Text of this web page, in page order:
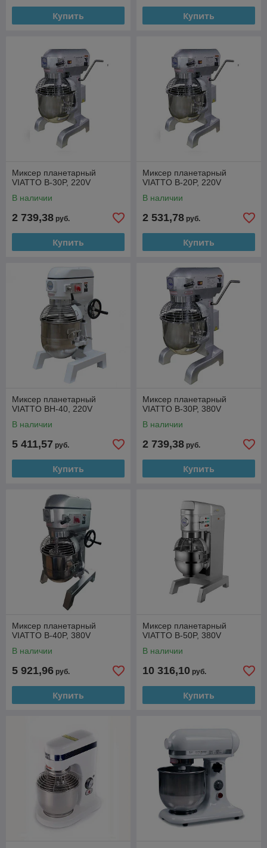
Купить Купить
Миксер планетарный
VIATTO B-30P, 220V
В наличии
2 739,38 руб.
Купить
Миксер планетарный
VIATTO B-20P, 220V
В наличии
2 531,78 руб.
Купить
Миксер планетарный
VIATTO BH-40, 220V
В наличии
5 411,57 руб.
Купить
Миксер планетарный
VIATTO B-30P, 380V
В наличии
2 739,38 руб.
Купить
Миксер планетарный
VIATTO B-40P, 380V
В наличии
5 921,96 руб.
Купить
Миксер планетарный
VIATTO B-50P, 380V
В наличии
10 316,10 руб.
Купить